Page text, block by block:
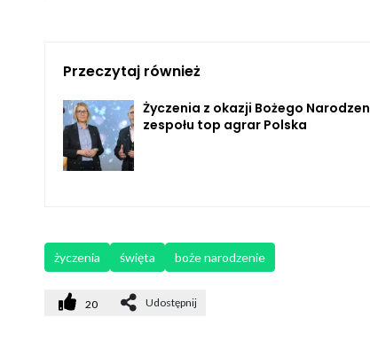
Przeczytaj również
Życzenia z okazji Bożego
zespołu top agrar Polska
życzenia święta boże narodzenie
20 Udostępnij